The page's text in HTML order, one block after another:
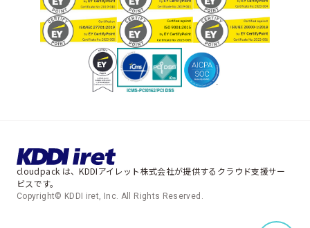
cloudpack は、KDDIアイレット株式会社が提供するクラウド支援サー
ビスです。
Copyright© KDDI iret, Inc. All Rights Reserved.